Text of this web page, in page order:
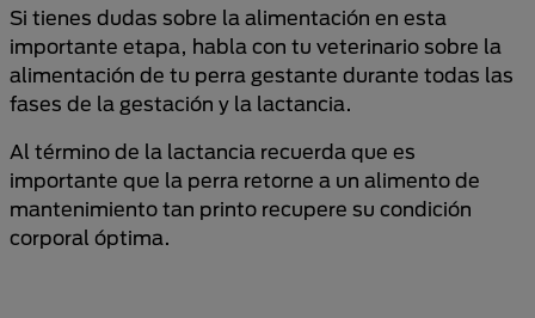
Si tienes dudas sobre la alimentación en esta
importante etapa, habla con tu veterinario sobre la
alimentación de tu perra gestante durante todas las
fases de la gestación y la lactancia.
Al término de la lactancia recuerda que es
importante que la perra retorne a un alimento de
mantenimiento tan printo recupere su condición
corporal óptima.